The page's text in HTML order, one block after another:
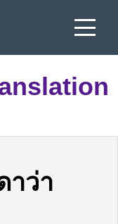
าว่า